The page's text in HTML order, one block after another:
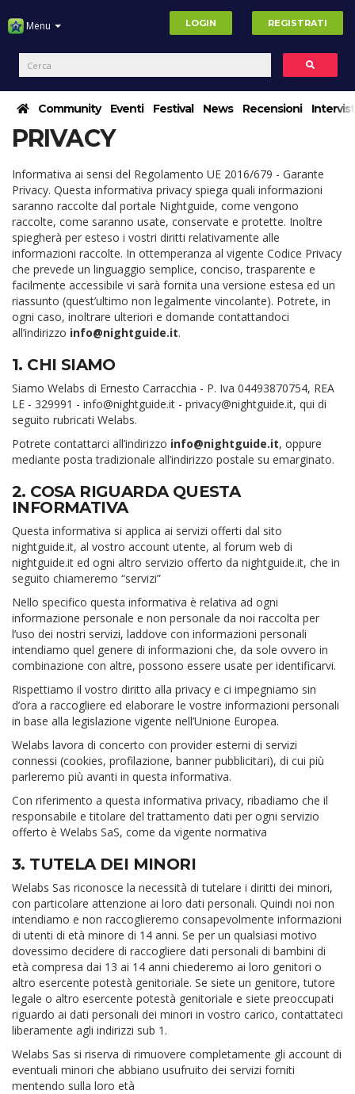
Menu LOGIN REGISTRATI
Community Eventi Festival News Recensioni
PRIVACY
Informativa ai sensi del Regolamento UE 2016/679 - Garante
Privacy. Questa informativa privacy spiega quali informazioni
saranno raccolte dal portale Nightguide, come vengono
raccolte, come saranno usate, conservate e protette. Inoltre
spiegherà per esteso i vostri diritti relativamente alle
informazioni raccolte. In ottemperanza al vigente Codice Privacy
che prevede un linguaggio semplice, conciso, trasparente e
facilmente accessibile vi sarà fornita una versione estesa ed un
riassunto (quest’ultimo non legalmente vincolante). Potrete, in
ogni caso, inoltrare ulteriori e domande contattandoci
all’indirizzo info@nightguide.it.
1. CHI SIAMO
Siamo Welabs di Ernesto Carracchia - P. Iva 04493870754, REA
LE - 329991 - info@nightguide.it - privacy@nightguide.it, qui di
seguito rubricati Welabs.
Potrete contattarci all’indirizzo info@nightguide.it, oppure
mediante posta tradizionale all’indirizzo postale su emarginato.
2. COSA RIGUARDA QUESTA
INFORMATIVA
Questa informativa si applica ai servizi offerti dal sito
nightguide.it, al vostro account utente, al forum web di
nightguide.it ed ogni altro servizio offerto da nightguide.it, che in
seguito chiameremo “servizi”
Nello specifico questa informativa è relativa ad ogni
informazione personale e non personale da noi raccolta per
l’uso dei nostri servizi, laddove con informazioni personali
intendiamo quel genere di informazioni che, da sole ovvero in
combinazione con altre, possono essere usate per identificarvi.
Rispettiamo il vostro diritto alla privacy e ci impegniamo sin
d’ora a raccogliere ed elaborare le vostre informazioni personali
in base alla legislazione vigente nell’Unione Europea.
Welabs lavora di concerto con provider esterni di servizi
connessi (cookies, profilazione, banner pubblicitari), di cui più
parleremo più avanti in questa informativa.
Con riferimento a questa informativa privacy, ribadiamo che il
responsabile e titolare del trattamento dati per ogni servizio
offerto è Welabs SaS, come da vigente normativa
3. TUTELA DEI MINORI
Welabs Sas riconosce la necessità di tutelare i diritti dei minori,
con particolare attenzione ai loro dati personali. Quindi noi non
intendiamo e non raccoglieremo consapevolmente informazioni
di utenti di età minore di 14 anni. Se per un qualsiasi motivo
dovessimo decidere di raccogliere dati personali di bambini di
età compresa dai 13 ai 14 anni chiederemo ai loro genitori o
altro esercente potestà genitoriale. Se siete un genitore, tutore
legale o altro esercente potestà genitoriale e siete preoccupati
riguardo ai dati personali dei minori in vostro carico, contattateci
liberamente agli indirizzi sub 1.
Welabs Sas si riserva di rimuovere completamente gli account di
eventuali minori che abbiano usufruito dei servizi forniti
mentendo sulla loro età